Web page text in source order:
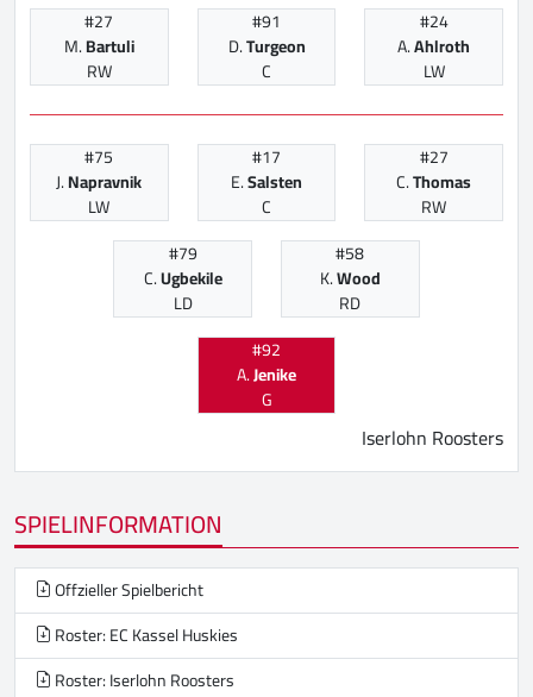
#27
M.Bartuli
RW
#91
D.Turgeon
C
#24
A.Ahlroth
LW
#75
J.Napravnik
LW
#17
E.Salsten
C
#27
C.Thomas
RW
#79
C.Ugbekile
LD
#58
K.Wood
RD
#92
A.Jenike
G
Iserlohn Roosters
SPIELINFORMATION
Offzieller Spielbericht
Roster: EC Kassel Huskies
Roster: Iserlohn Roosters